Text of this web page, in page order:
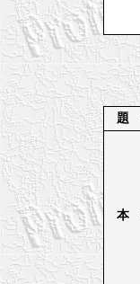
題
本